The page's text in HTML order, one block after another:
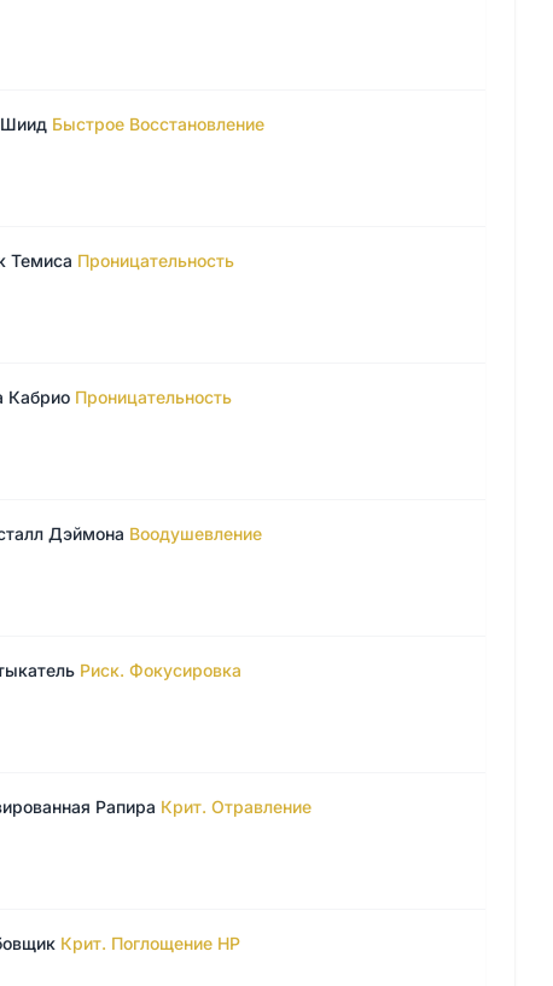
Быстрое Восстановление
Темиса Проницательность
Кабрио Проницательность
Дэймона Воодушевление
Риск. Фокусировка
Рапира Крит. Отравление
Крит. Поглощение HP